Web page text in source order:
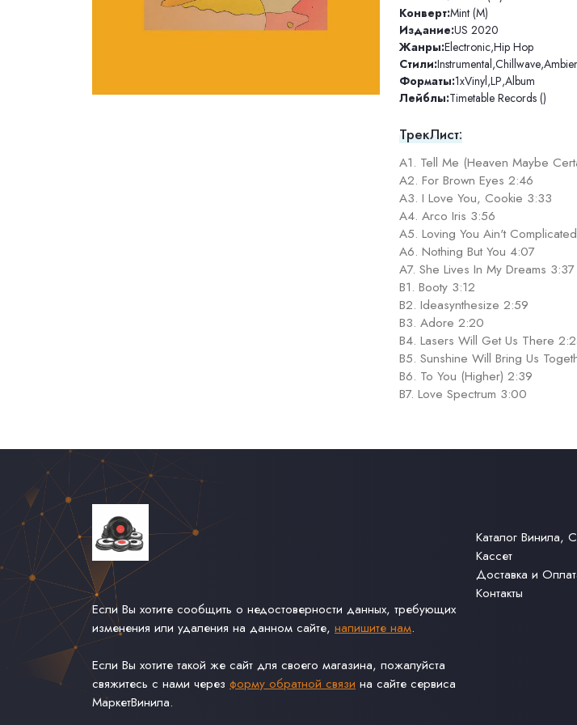
Конверт:Mint (M)
Издание:US 2020
Жанры:Electronic,Hip Hop
Стили:Instrumental,Chillwave,
Форматы:1xVinyl,LP,Album
Лейблы:Timetable Records ()
ТрекЛист:
A1. Tell Me (Heaven Maybe
A2. For Brown Eyes 2:46
A3. I Love You, Cookie 3:33
A4. Arco Iris 3:56
A5. Loving You Ain't
A6. Nothing But You 4:07
A7. She Lives In My Dreams 3:37
B1. Booty 3:12
B2. Ideasynthesize 2:59
B3. Adore 2:20
B4. Lasers Will Get Us There
B5. Sunshine Will Bring Us
B6. To You (Higher) 2:39
B7. Love Spectrum 3:00
Если Вы хотите сообщить о недостоверности данных, требующих
изменения или удаления на данном сайте, напишите нам.
Если Вы хотите такой же сайт для своего магазина, пожалуйста
свяжитесь с нами через форму обратной связи на сайте сервиса
МаркетВинила.
Каталог Винила,
Кассет
Доставка и
Контакты